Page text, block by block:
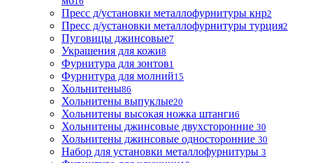
Пресс д/установки металлофурнитуры кнр2
Пресс д/установки металлофурнитуры турция2
Пуговицы джинсовые7
Украшения для кожи8
Фурнитура для зонтов1
Фурнитура для молний15
Хольнитены86
Хольнитены выпуклые20
Хольнитены высокая ножка штанги6
Хольнитены джинсовые двухсторонние 30
Хольнитены джинсовые односторонние 30
Набор для установки металлофурнитуры 3